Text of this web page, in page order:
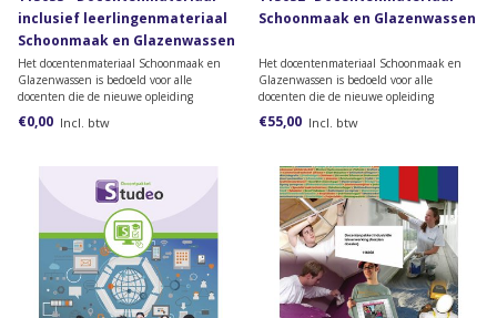
inclusief leerlingenmateriaal
Schoonmaak en Glazenwassen
Het docentenmateriaal Schoonmaak en
Glazenwassen is bedoeld voor alle
docenten die de nieuwe opleiding
Schoonmaak en Glazenwassen
Entreeopleiding, niveau 2 (herzien
Let op: prijsopgave op aanvraag.
€0,00 Incl. btw
Schoonmaak en Glazenwassen
Het docentenmateriaal Schoonmaak en
Glazenwassen is bedoeld voor alle
docenten die de nieuwe opleiding
Schoonmaak en Glazenwassen
Entreeopleiding, niveau 2 (herzien
verzorgen.
€55,00 Incl. btw